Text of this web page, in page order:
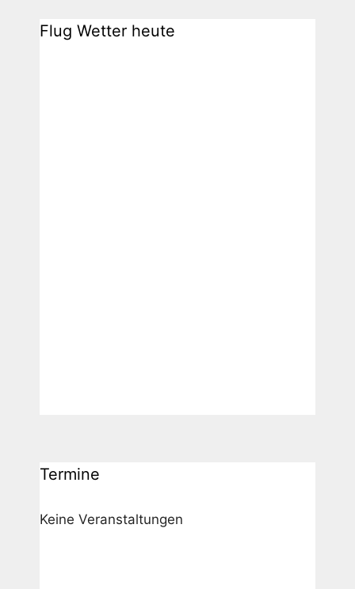
Flug Wetter heute
Termine
Keine Veranstaltungen